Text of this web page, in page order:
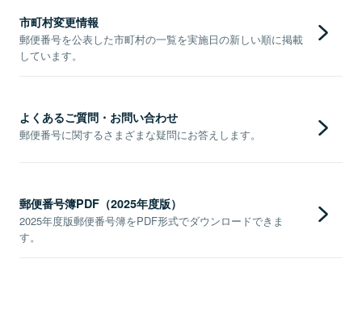
市町村変更情報
郵便番号を公表した市町村の一覧を実施日の新しい順に掲載
しています。
よくあるご質問・お問い合わせ
郵便番号に関するさまざまな疑問にお答えします。
郵便番号簿PDF（2025年度版）
2025年度版郵便番号簿をPDF形式でダウンロードできま
す。